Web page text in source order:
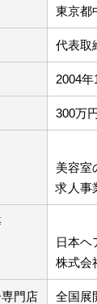
東京都
代表
2004年
300万
美容室
求人事
日本ヘ
株式会
門店 全国展